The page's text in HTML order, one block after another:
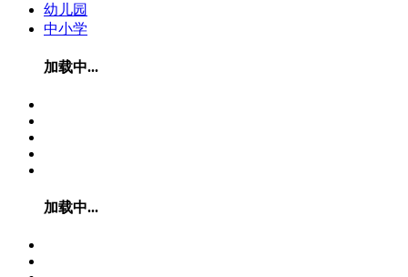
幼儿园
中小学
加载中...
加载中...